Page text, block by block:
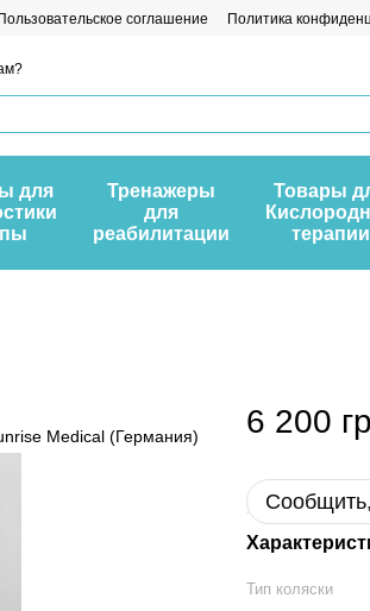
Пользовательское соглашение Политика
для
Тренажеры
для
реабилитации
Товары
терапии
6 200
Тип коляски